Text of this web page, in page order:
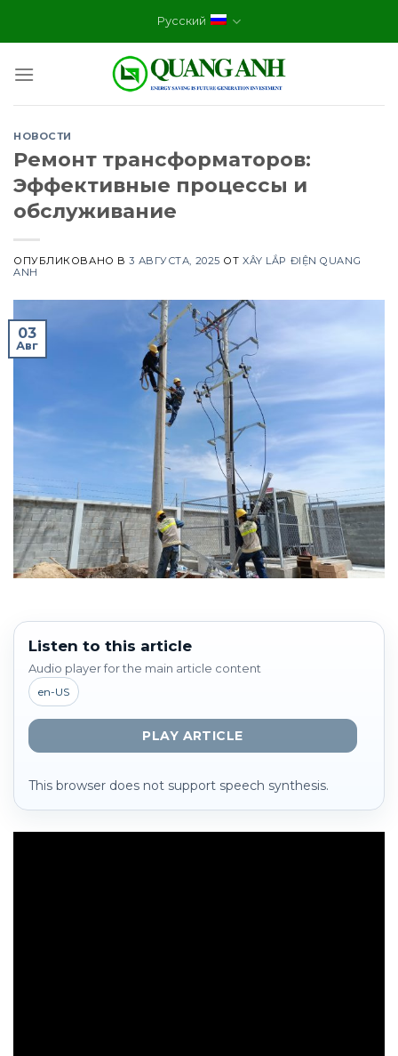
Русский
НОВОСТИ
Ремонт трансформаторов:
Эффективные процессы и
обслуживание
ОПУБЛИКОВАНО В3 АВГУСТА, 2025 ОТXÂY LẮP ĐIỆN QUANG
ANH
03
Авг
Listen to this article
Audio player for the main article content
en-US
PLAY ARTICLE
This browser does not support speech synthesis.